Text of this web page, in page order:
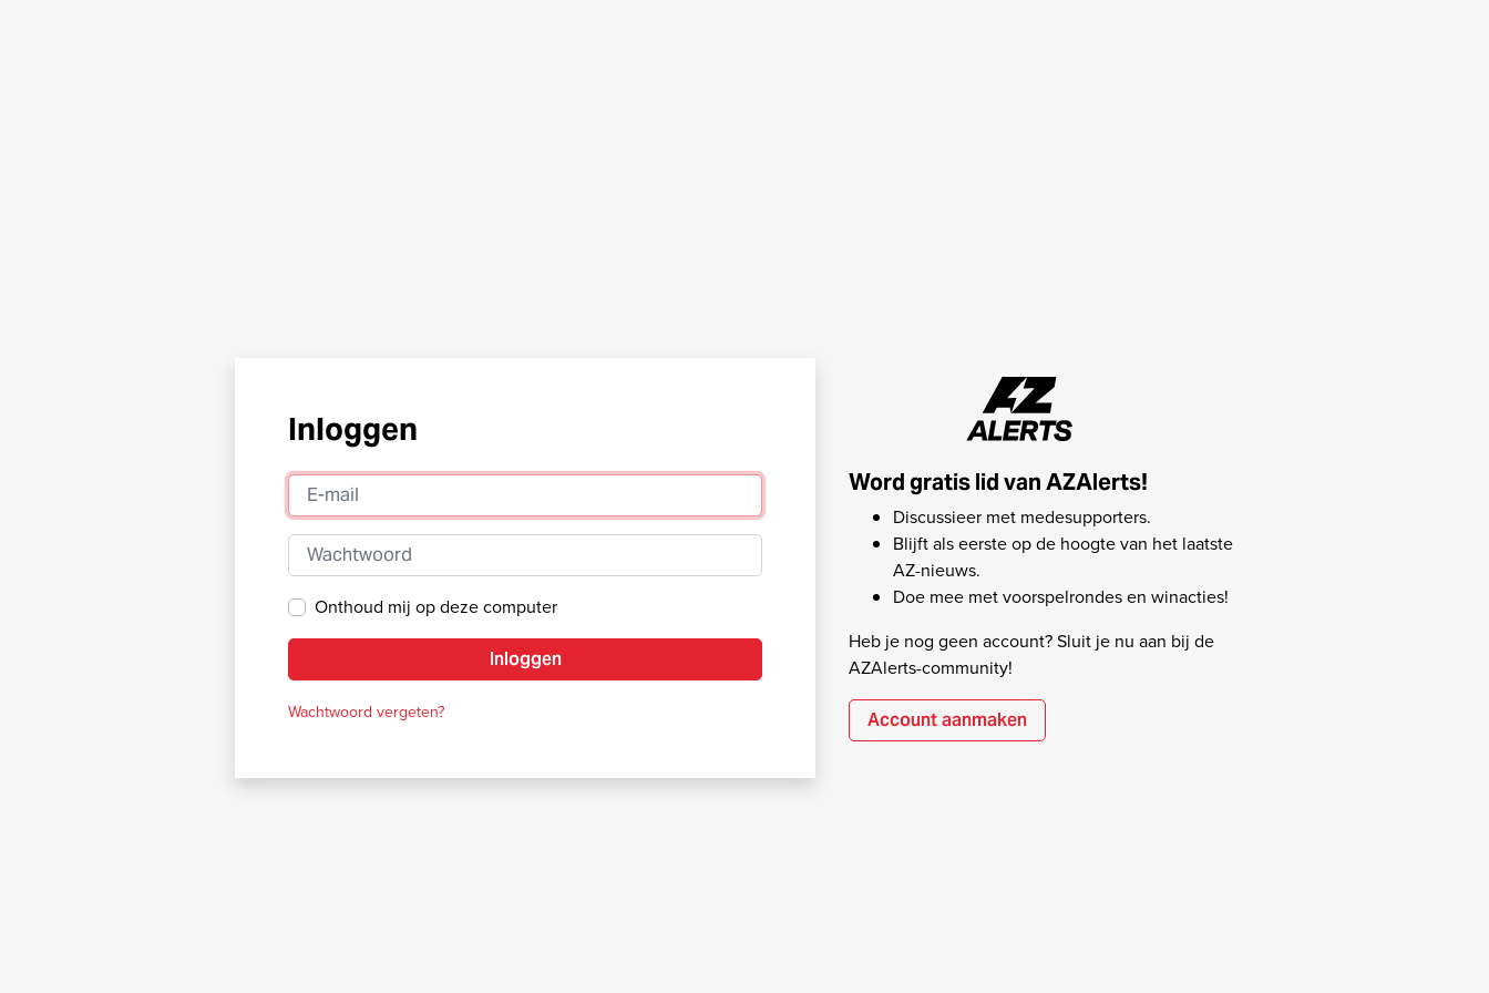
Inloggen
E-mail
Wachtwoord
Onthoud mij op deze computer
Inloggen
Wachtwoord vergeten?
Word gratis lid van AZAlerts!
Discussieer met medesupporters.
Blijft als eerste op de hoogte van het laatste
AZ-nieuws.
Doe mee met voorspelrondes en winacties!
Heb je nog geen account? Sluit je nu aan bij de
AZAlerts-community!
Account aanmaken